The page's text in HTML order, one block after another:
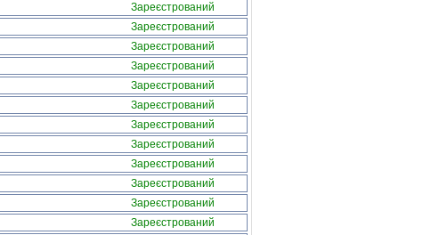
Зареєстрований
Зареєстрований
Зареєстрований
Зареєстрований
Зареєстрований
Зареєстрований
Зареєстрований
Зареєстрований
Зареєстрований
Зареєстрований
Зареєстрований
Зареєстрований